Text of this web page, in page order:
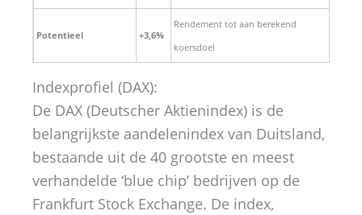
Potentieel +3,6%
Rendement tot aan berekend
koersdoel
Indexprofiel (DAX):
De DAX (Deutscher Aktienindex) is de
belangrijkste aandelenindex van Duitsland,
bestaande uit de 40 grootste en meest
verhandelde ‘blue chip’ bedrijven op de
Frankfurt Stock Exchange. De index,